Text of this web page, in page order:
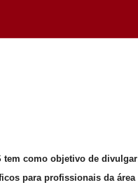
tem como objetivo de divulgar
para profissionais da área